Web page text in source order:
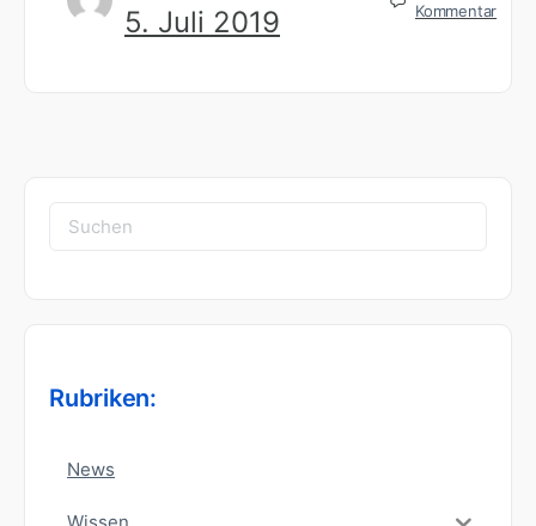
5. Juli 2019
Kommentar
Suchen
nach:
Rubriken:
News